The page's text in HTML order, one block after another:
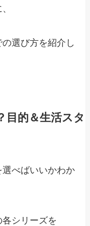
選び方を紹介し
目的＆生活スタ
選べばいいかわか
シリーズを